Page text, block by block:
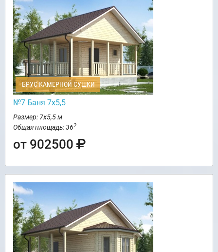
БРУС КАМЕРНОЙ СУШКИ
№7 Баня 7х5,5
Размер: 7х5,5 м
Общая площадь: 362
от 902500